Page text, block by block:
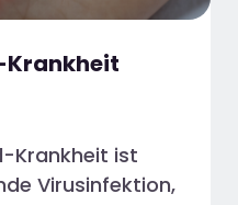
Krankheit ist
Virusinfektion,